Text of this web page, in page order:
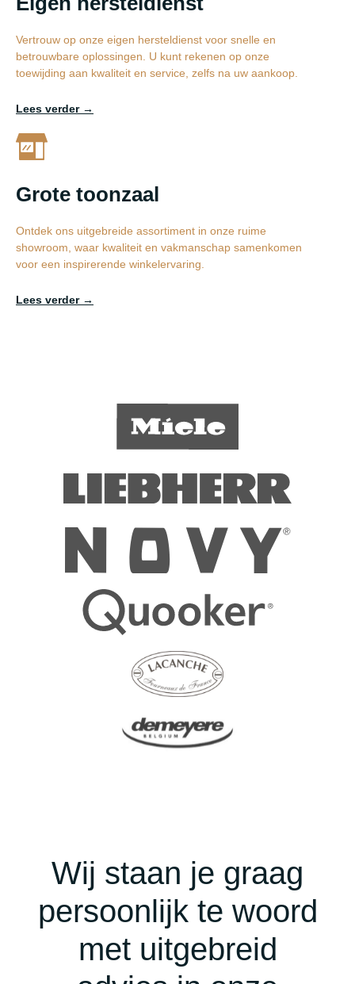
Vertrouw op onze eigen hersteldienst voor snelle en
betrouwbare oplossingen. U kunt rekenen op onze
toewijding aan kwaliteit en service, zelfs na uw aankoop.
Lees verder →
Grote toonzaal
Ontdek ons uitgebreide assortiment in onze ruime
showroom, waar kwaliteit en vakmanschap samenkomen
voor een inspirerende winkelervaring.
Lees verder →
Wij staan je graag
persoonlijk te woord
met uitgebreid